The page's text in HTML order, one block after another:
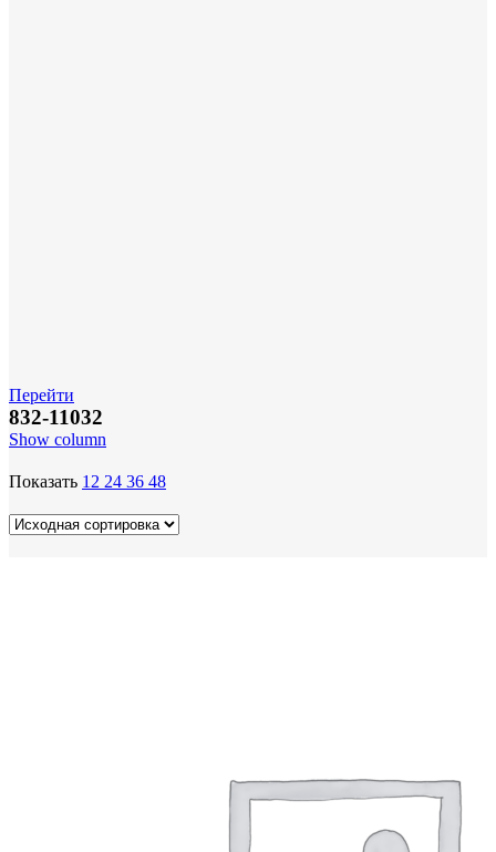
Перейти
832-11032
Show column
Показать 12 24 36 48